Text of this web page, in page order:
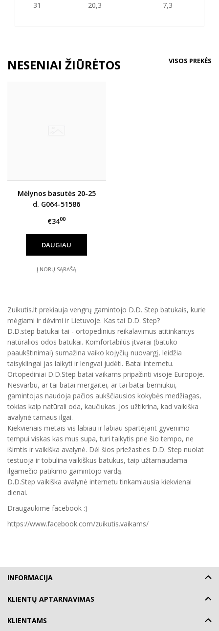
31 20,3 7,3
NESENIAI ŽIŪRĖTOS VISOS PREKĖS
Mėlynos basutės 20-25
d. G064-51586
€3400
DAUGIAU
Į NORŲ SĄRAŠĄ
Zuikutis.lt prekiauja vengrų gamintojo D.D. Step batukais, kurie
mėgiami ir dėvimi ir Lietuvoje. Kas tai D.D. Step?
D.D.step batukai tai - ortopedinius reikalavimus atitinkantys
natūralios odos batukai. Komfortabilūs įtvarai (batuko
paaukštinimai) sumažina vaiko kojyčių nuovargį, leidžia
taisyklingai jas laikyti ir lengvai judėti. Batai internetu.
Ortopediniai D.D.Step batai vaikams pripažinti visoje Europoje.
Nesvarbu, ar tai batai mergaitei, ar tai batai berniukui,
gamintojas naudoja pačios aukščiausios kokybės medžiagas,
tokias kaip natūrali oda, kaučiukas. Jos užtikrina, kad vaikiška
avalynė tarnaus ilgai.
Kiekvienais metais vis labiau ir labiau spartėjant gyvenimo
tempui viskas kas mus supa, turi taikytis prie šio tempo, ne
išimtis ir vaikiška avalynė. Dėl šios priežasties D.D. Step nuolat
testuoja ir tobulina vaikiškus batukus, taip užtarnaudama
ilgamečio patikimo gamintojo vardą.
D.D.Step vaikiška avalynė internetu tinkamiausia kiekvienai
dienai.
Draugaukime facebook :)
https://www.facebook.com/zuikutis.vaikams/
INFORMACIJA
KLIENTŲ APTARNAVIMAS
KLIENTAMS